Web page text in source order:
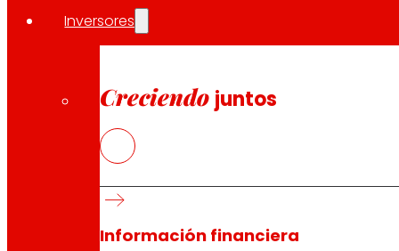
Inversores
Creciendo juntos
Información financiera
Compartir en: